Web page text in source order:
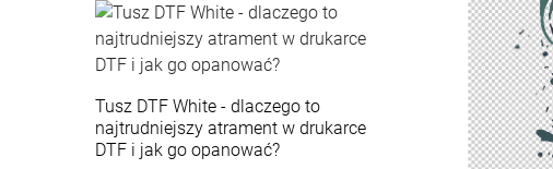
Tusz DTF White - dlaczego to
najtrudniejszy atrament w drukarce
DTF i jak go opanować?